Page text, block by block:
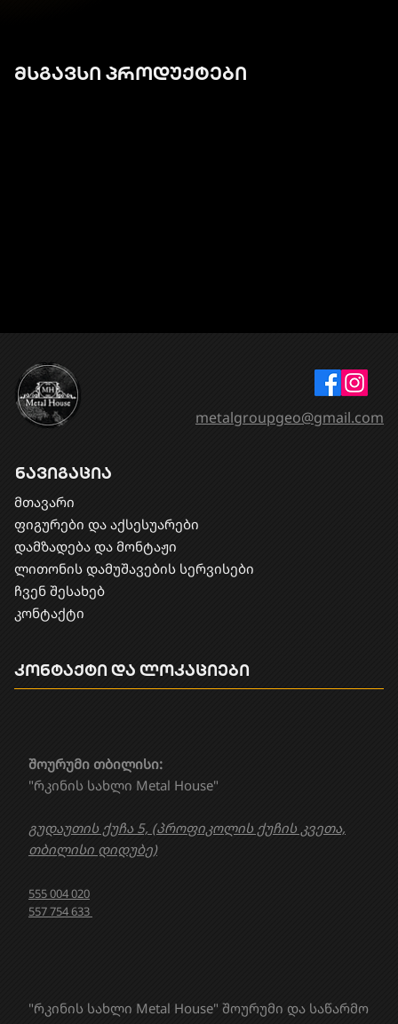
მსგავსი პროდუქტები
ნავიგაცია
მთავარი
ფიგურები და აქსესუარები
დამზადება და მონტაჟი
​ლითონის დამუშავების სერვისები
ჩვენ შესახებ
კონტაქტი
"რკინის სახლი Metal House" შოურუმი და საწარმო
შოურუმი თბილისი:
"რკინის სახლი Metal House"
გუდაუთის ქუჩა 5, (პროფიკოლის ქუჩის კვეთა,
თბილისი დიდუბე)
555 004 020
557 754 633
კონტაქტი და ლოკაციები
metalgroupgeo@gmail.com